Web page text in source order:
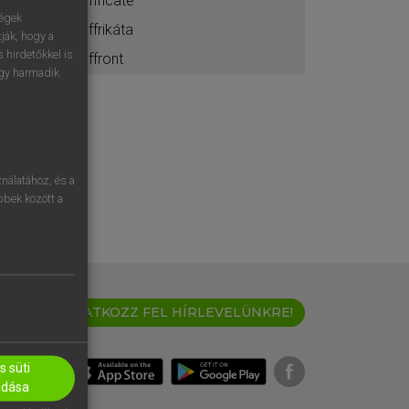
affrikáta
affront
IRATKOZZ FEL HÍRLEVELÜNKRE!
hogy a
hirdetőkkel is
harmadik
és a
között a
süti